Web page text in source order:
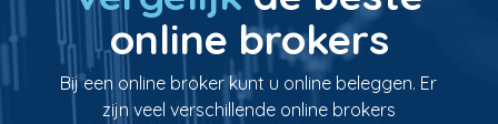
online brokers
Bij een online broker kunt u online beleggen. Er
zijn veel verschillende online brokers